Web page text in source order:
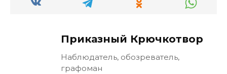
Приказный Крючкотвор
Наблюдатель, обозреватель,
графоман